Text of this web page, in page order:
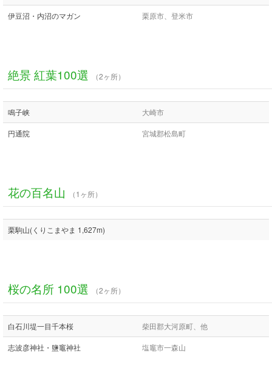
伊豆沼・内沼のマガン 栗原市、登米市
絶景 紅葉100選 （2ヶ所）
鳴子峡 大崎市
円通院 宮城郡松島町
花の百名山 （1ヶ所）
栗駒山(くりこまやま 1,627m)
桜の名所 100選 （2ヶ所）
白石川堤一目千本桜 柴田郡大河原町、他
志波彦神社・鹽竈神社 塩竈市一森山